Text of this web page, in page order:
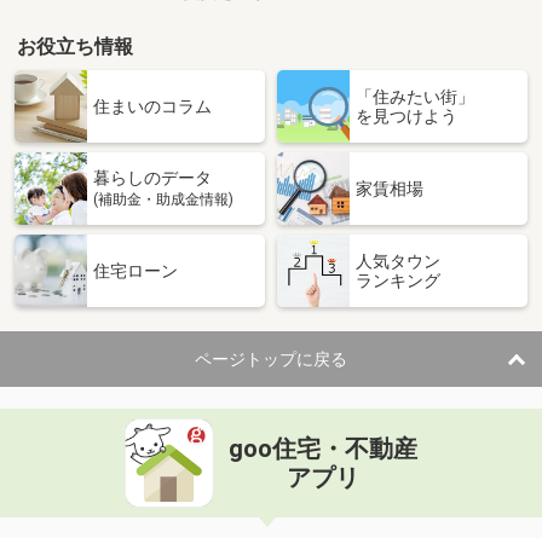
青森県八戸市大字長苗代字蟇河原
価 格
5.40万円
青森県八戸市大字長苗代字蟇河原
専有面積 58.33m²
間取り
青森県八戸市新井田西１丁目
住 所
青森県八戸市新井田西１丁目
専有面積 32.07m²
間取り
1K
青森県八戸市大字沢里字休場
価 格
住 所
青森県八戸市大字沢里字休場
専有面積 53.45m²
お役立ち情報
住まいのコラム
「住みたい街」
を見つけよう
暮らしのデータ
(補助金・助成金情報)
家賃相場
住宅ローン
人気タウン
ランキング
ページトップに戻る
goo住宅・不動産
アプリ